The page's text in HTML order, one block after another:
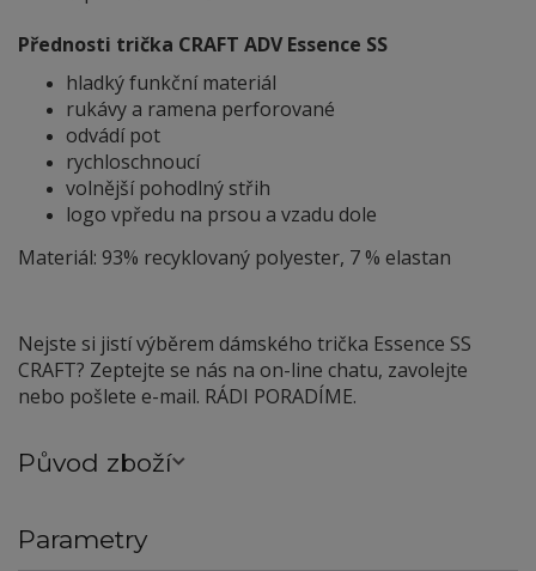
Přednosti trička CRAFT ADV Essence SS
hladký funkční materiál
rukávy a ramena perforované
odvádí pot
rychloschnoucí
volnější pohodlný střih
logo vpředu na prsou a vzadu dole
Materiál: 93% recyklovaný polyester, 7 % elastan
Nejste si jistí výběrem dámského trička Essence SS
CRAFT? Zeptejte se nás na on-line chatu, zavolejte
nebo pošlete e-mail. RÁDI PORADÍME.
Původ zboží
Parametry